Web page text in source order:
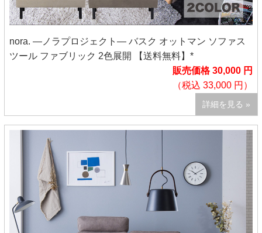
nora. ―ノラプロジェクト― バスク オットマン ソファス
ツール ファブリック 2色展開 【送料無料】*
販売価格 30,000 円
（税込 33,000 円）
詳細を見る »